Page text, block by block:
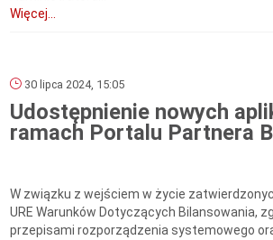
Więcej...
30 lipca 2024, 15:05
Udostępnienie nowych
ramach Portalu Partnera
W związku z wejściem w życie
URE Warunków Dotyczących Bilansowania,
przepisami rozporządzenia systemowego